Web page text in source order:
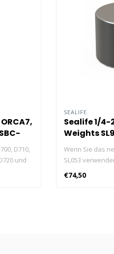
D710,
und
SEALIFE
Sealife 1/4-
Weights
Wenn Sie das
SL053
besseren
zusätzliches
€74,50